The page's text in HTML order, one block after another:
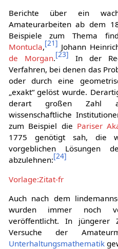
Berichte über ein
Amateurarbeiten ab dem
Beispiele zum Thema
Montucla,[21] Johann
de Morgan.[23] In der
Verfahren, bei denen das
oder durch eine
„exakt“ gelöst wurde.
derart großen Zahl
wissenschaftliche
zum Beispiel die Pariser
1775 genötigt sah, die
vorgeblichen Lösungen
abzulehnen:[24]
Vorlage:Zitat-fr
Auch nach dem
wurden immer noch
veröffentlicht. In jüngerer
Versuche der
Unterhaltungsmathematik